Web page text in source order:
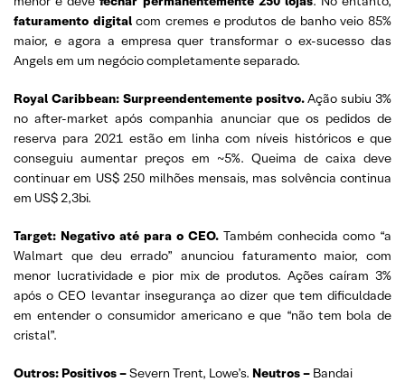
faturamento digitalcom cremes e produtos de banho veio 85%
maior, e agora a empresa quer transformar o ex-sucesso das
Angels em um negócio completamente separado.
Royal Caribbean: Surpreendentemente positvo.Ação subiu 3%
no after-market após companhia anunciar que os pedidos de
reserva para 2021 estão em linha com níveis históricos e que
conseguiu aumentar preços em ~5%. Queima de caixa deve
continuar em US$ 250 milhões mensais, mas solvência continua
em US$ 2,3bi.
Target: Negativo até para o CEO. Também conhecida como “a
Walmart que deu errado” anunciou faturamento maior, com
menor lucratividade e pior mix de produtos. Ações caíram 3%
após o CEO levantar insegurança ao dizer que tem dificuldade
em entender o consumidor americano e que “não tem bola de
cristal”.
Outros: Positivos –Severn Trent, Lowe’s. Neutros – Bandai